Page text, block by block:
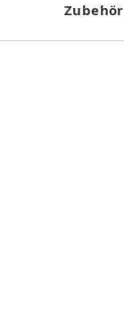
Zubehör